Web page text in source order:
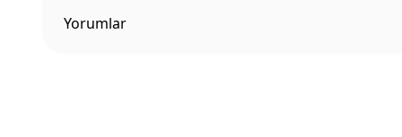
Yorumlar